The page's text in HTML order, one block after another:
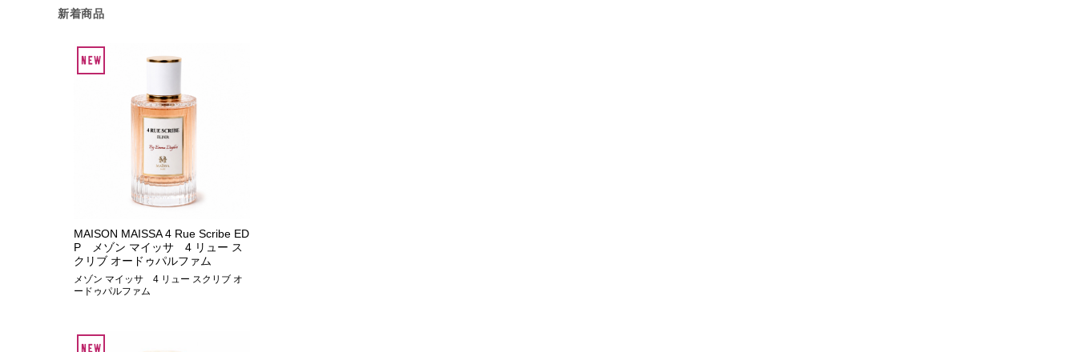
新着商品
MAISON MAISSA 4 Rue Scribe ED
P メゾン マイッサ 4 リュー ス
クリブ オードゥパルファム
メゾン マイッサ 4 リュー スクリブ オ
ードゥパルファム